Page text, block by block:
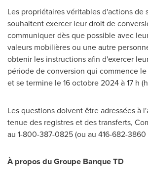
Les propriétaires véritables d'actions de
souhaitent exercer leur droit de
communiquer dès que possible avec
valeurs mobilières ou une autre
obtenir les instructions afin d'exercer
période de conversion qui commence le
et se termine le 16 octobre 2024 à 17 h
Les questions doivent être adressées à
tenue des registres et des transferts,
au 1-800-387-0825 (ou au 416-682-3860
À propos du Groupe Banque TD